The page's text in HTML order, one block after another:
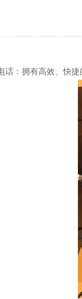
话：拥有高效、快